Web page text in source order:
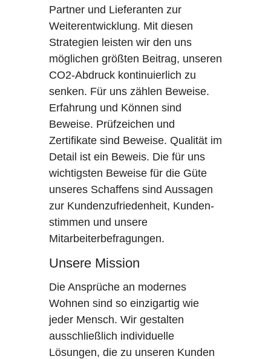
Partner und Lieferanten zur
Weiterentwicklung. Mit diesen
Strategien leisten wir den uns
möglichen größten Beitrag, unseren
CO2-Abdruck kontinuierlich zu
senken. Für uns zählen Beweise.
Erfahrung und Können sind
Beweise. Prüfzeichen und
Zertifikate sind Beweise. Qualität im
Detail ist ein Beweis. Die für uns
wichtigsten Beweise für die Güte
unseres Schaffens sind Aussagen
zur Kundenzufriedenheit, Kunden-
stimmen und unsere
Mitarbeiterbefragungen.
Unsere Mission
Die Ansprüche an modernes
Wohnen sind so einzigartig wie
jeder Mensch. Wir gestalten
ausschließlich individuelle
Lösungen, die zu unseren Kunden